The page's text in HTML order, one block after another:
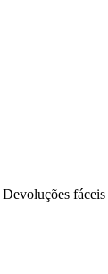
Devoluções fáceis